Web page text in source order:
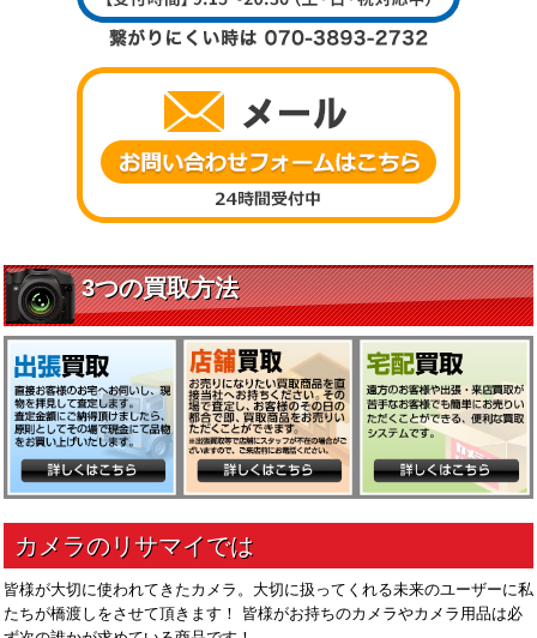
皆様が大切に使われてきたカメラ。大切に扱ってくれる未来のユーザーに私
たちが橋渡しをさせて頂きます！ 皆様がお持ちのカメラやカメラ用品は必